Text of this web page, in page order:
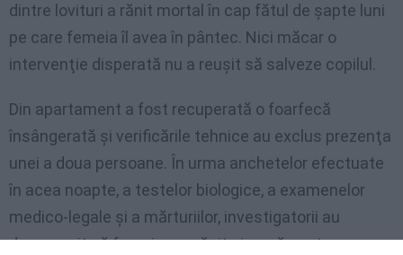
dintre lovituri a rănit mortal în cap fătul de şapte luni
pe care femeia îl avea în pântec. Nici măcar o
intervenţie disperată nu a reuşit să salveze copilul.
Din apartament a fost recuperată o foarfecă
însângerată şi verificările tehnice au exclus prezenţa
unei a doua persoane. În urma anchetelor efectuate
în acea noapte, a testelor biologice, a examenelor
medico-legale şi a mărturiilor, investigatorii au
descoperit că femeia s-a rănit singură pentru a